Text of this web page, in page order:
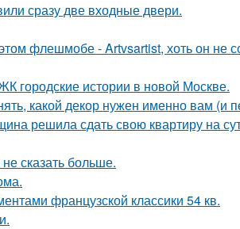
сразу две входные двери.
флешмобе - Artvsartist, хоть он не
городские истории в новой Москве.
какой декор нужен именно вам (и
решила сдать свою квартиру на
сказать больше.
французской классики 54 кв.